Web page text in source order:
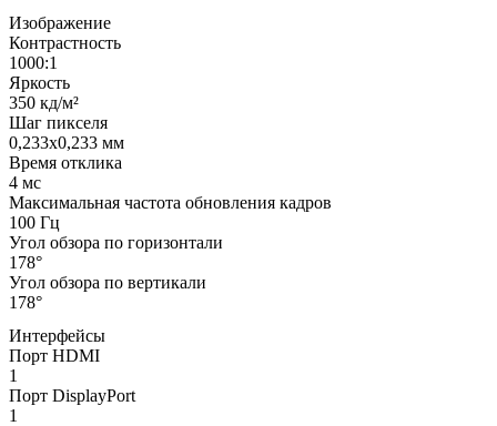
Изображение
Контрастность
1000:1
Яркость
350 кд/м²
Шаг пикселя
0,233x0,233 мм
Время отклика
4 мс
Максимальная частота обновления кадров
100 Гц
Угол обзора по горизонтали
178°
Угол обзора по вертикали
178°
Интерфейсы
Порт HDMI
1
Порт DisplayPort
1